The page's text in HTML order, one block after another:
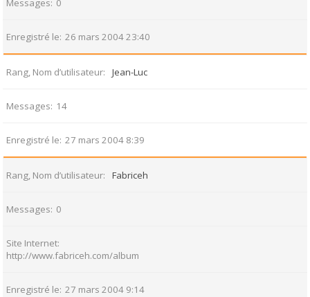
Messages 0
Enregistré le 26 mars 2004 23:40
Rang, Nom d’utilisateur Jean-Luc
Messages 14
Enregistré le 27 mars 2004 8:39
Rang, Nom d’utilisateur Fabriceh
Messages 0
Site Internet
http://www.fabriceh.com/album
Enregistré le 27 mars 2004 9:14